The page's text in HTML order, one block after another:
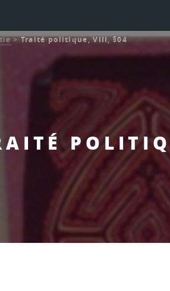
>Traité politique, VIII, §04